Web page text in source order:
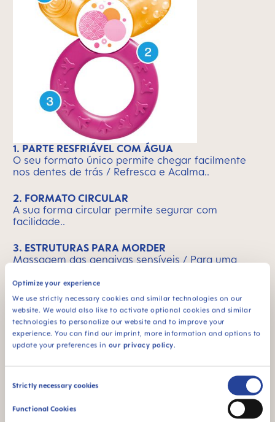
Optimize your experience
We use strictly necessary cookies and similar technologies on our
website. We would also like to activate optional cookies and similar
technologies to personalize our website and to improve your
experience. You can find our imprint, more information and options to
update your preferences in our privacy policy.
Consent
Strictly necessary cookies
Functional Cookies
1. PARTE RESFRIÁVEL COM ÁGUA
O seu formato único permite chegar facilmente
nos dentes de trás / Refresca e Acalma..
2. FORMATO CIRCULAR
A sua forma circular permite segurar com
facilidade..
3. ESTRUTURAS PARA MORDER
Massagem das gengivas sensíveis / Para uma
Skip MAM Means Quality Icon Bar
MAM é sinónimo de qualidade
BPA & BPS FREE A partir de 4 meses